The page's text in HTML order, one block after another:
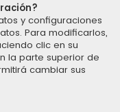
y configuraciones
Para modificarlos,
clic en su
la parte superior de
cambiar sus